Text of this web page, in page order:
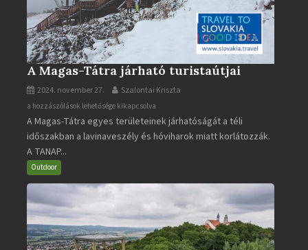
A Magas-Tátra járható turistaútjai
2024. november 27. Szalontai Kriszta
A
Magas-
Tátra
járható
turistaútjai
a hozzászólások lehetősége kikapcsolva
A Magas-Tátra egyes területeinek járhatóságát a téli
időszakban a lavinaveszély és hóviharok miatt korlátozzák.
A TANAP...
Outdoor